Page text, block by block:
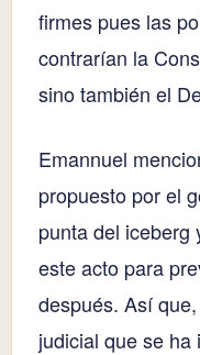
firmes pues las
contrarían la
sino también el
Emannuel
propuesto por el
punta del iceberg
este acto para
después. Así
judicial que se ha